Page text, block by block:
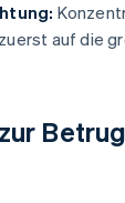
auf die